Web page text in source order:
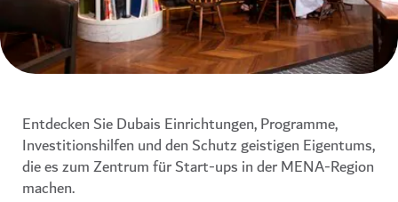
Entdecken Sie Dubais Einrichtungen, Programme,
Investitionshilfen und den Schutz geistigen Eigentums,
die es zum Zentrum für Start-ups in der MENA-Region
machen.